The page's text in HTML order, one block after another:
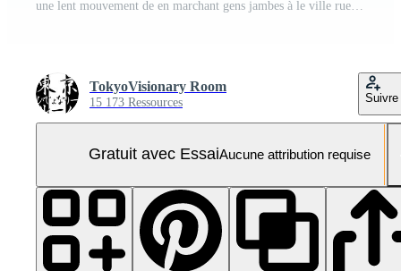
TokyoVisionary Room
15 173 Ressources Suivre
Gratuit avec EssaiAucune attribution requise